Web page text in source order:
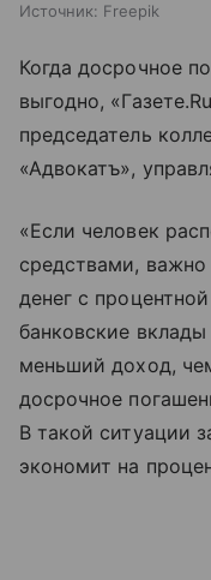
Источник: Freepik
Когда досрочное
выгодно,
председатель
«Адвокатъ»,
«Если человек
средствами, важно
денег с
банковские
меньший доход,
досрочное
В такой ситуации
экономит на